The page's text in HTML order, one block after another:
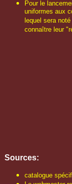
Pour le
uniformes aux
lequel sera
connaître leur
Sources:
catalogue